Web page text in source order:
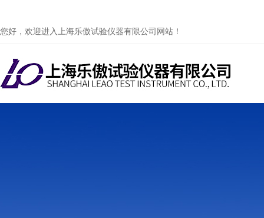
您好，欢迎进入上海乐傲试验仪器有限公司网站！